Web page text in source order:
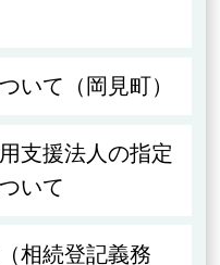
いて（岡見町）
支援法人の指定
いて
相続登記義務